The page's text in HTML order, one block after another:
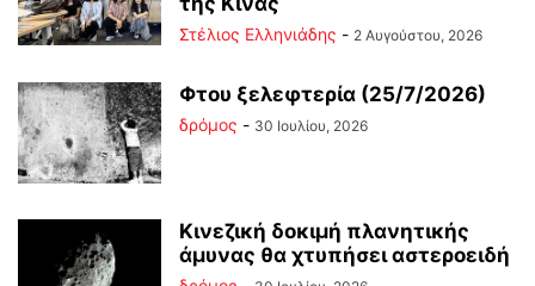
Στέλιος Ελληνιάδης - 2 Αυγούστου, 2026
Φτου ξελεφτερία (25/7/2026)
δρόμος - 30 Ιουλίου, 2026
Κινεζική δοκιμή πλανητικής
άμυνας θα χτυπήσει αστεροειδή